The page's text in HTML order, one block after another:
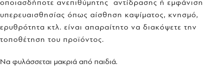
οποιασδήποτε ανεπιθύμητης αντίδρασης ή εμφάνιση
υπερευαισθησίας όπως αίσθηση καψίματος, κνησμό,
ερυθρότητα κτλ. είναι απαραίτητο να διακόψετε την
τοποθέτηση του προϊόντος.
Να φυλάσσεται μακριά από παιδιά.